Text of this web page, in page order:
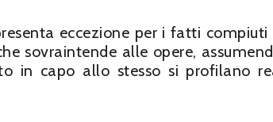
eccezione per i fatti compiuti
sovraintende alle opere,
in capo allo stesso si profilano